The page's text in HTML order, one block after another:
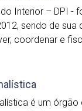
Interior – DPI -
sendo de sua
coordenar e
é um